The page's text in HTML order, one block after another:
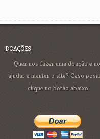
DOAÇÕES
Quer nos fazer uma doação e
ajudar a manter o site? Caso
clique no botão abaixo.